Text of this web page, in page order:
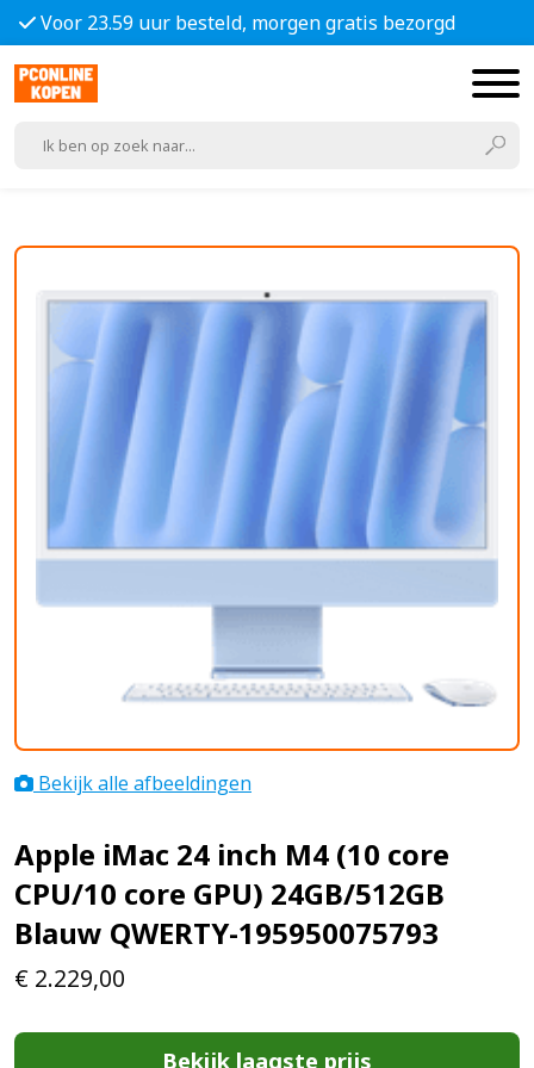
Voor 23.59 uur besteld, morgen gratis bezorgd
Bekijk alle afbeeldingen
Apple iMac 24 inch M4 (10 core
CPU/10 core GPU) 24GB/512GB
Blauw QWERTY-195950075793
€ 2.229,00
Bekijk laagste prijs